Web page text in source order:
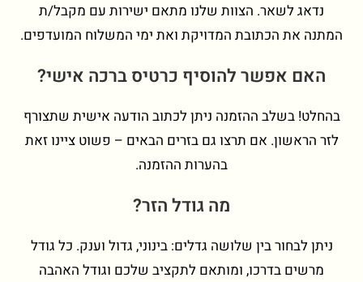
נדאג לשאר. הצוות שלנו מתאם ישירות עם מקבל/ת
המתנה את הכתובת המדויקת ואת ימי המשלוח המועדפים.
האם אפשר להוסיף כרטיס ברכה אישי?
בהחלט! בשלב ההזמנה ניתן לכתוב הודעה אישית שתצורף
לזר הראשון. אם תרצו גם בזרים הבאים – פשוט ציינו זאת
בהערות ההזמנה.
מה גודל הזר?
ניתן לבחור בין שלושה גדלים: בינוני, גדול וענק. כל גודל
מרשים בדרכו, ומותאם לתקציב שלכם וגודל האהבה